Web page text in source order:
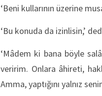
‘Beni kullarının üzerine
‘Bu konuda da izinlisin,’
‘Mâdem ki bana böyle
veririm. Onlara âhireti,
Amma, yaptığını yalnız